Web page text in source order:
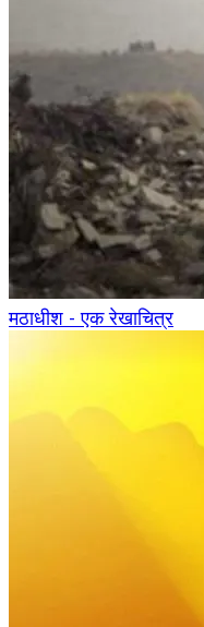
मठाधीश - एक रेखाचित्र